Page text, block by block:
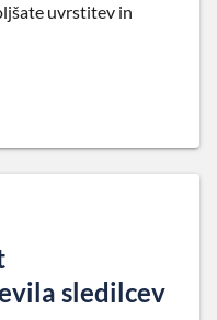
uvrstitev in
sledilcev